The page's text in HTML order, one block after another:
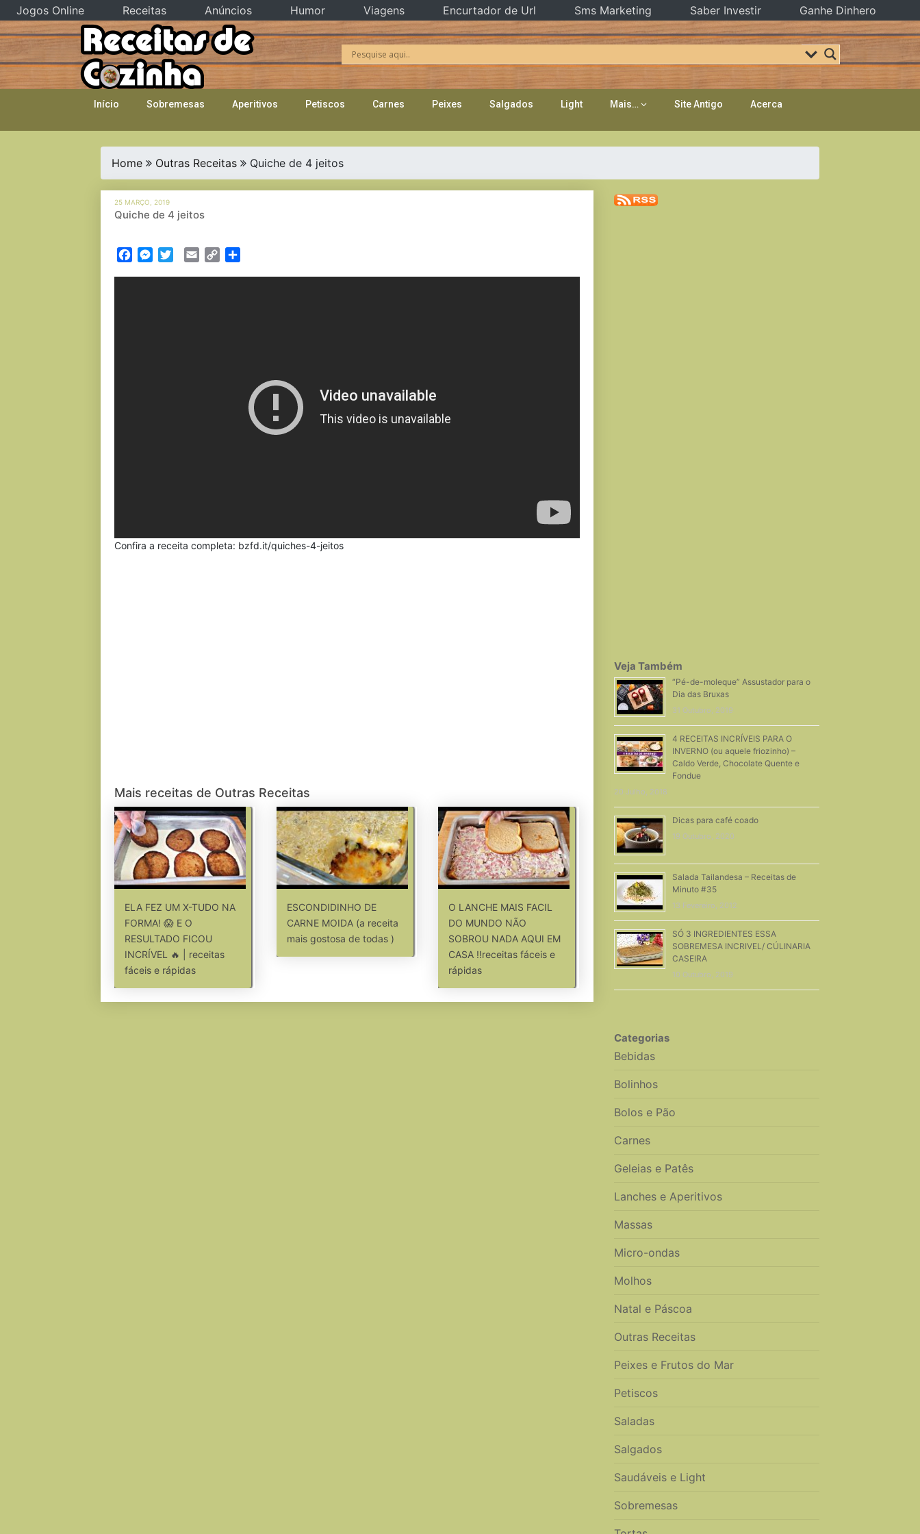
Skip
to
content
Início Sobremesas Aperitivos Petiscos Carnes Peixes Salgados Light Mais… Site Antigo Acerca
Home Outras Receitas Quiche de 4 jeitos
25 MARÇO, 2019
Quiche de 4 jeitos
FacebookMessenger
TwitterEmail Copy
Confira a receita completa: bzfd.it/quiches-4-jeitos
Mais receitas de Outras Receitas
ELA FEZ UM X-TUDO NA
FORMA! 😱 E O
RESULTADO FICOU
INCRÍVEL 🔥 | receitas
fáceis e rápidas
ESCONDIDINHO DE
CARNE MOIDA (a receita
mais gostosa de todas )
O LANCHE MAIS FACIL
DO MUNDO NÃO
SOBROU NADA AQUI EM
CASA !!receitas fáceis e
rápidas
Veja Também
“Pé-de-moleque” Assustador para o
Dia das Bruxas
31 Outubro, 2019
4 RECEITAS INCRÍVEIS PARA O
INVERNO (ou aquele friozinho) –
Caldo Verde, Chocolate Quente e
Fondue
20 Julho, 2018
Dicas para café coado
19 Outubro, 2020
Salada Tailandesa – Receitas de
Minuto #35
13 Fevereiro, 2012
SÓ 3 INGREDIENTES ESSA
SOBREMESA INCRIVEL/ CÚLINARIA
CASEIRA
10 Outubro, 2019
Categorias
Bebidas
Bolinhos
Bolos e Pão
Carnes
Geleias e Patês
Lanches e Aperitivos
Massas
Micro-ondas
Molhos
Natal e Páscoa
Outras Receitas
Peixes e Frutos do Mar
Petiscos
Saladas
Salgados
Saudáveis e Light
Sobremesas
Jogos Online Receitas Anúncios Humor Viagens Encurtador de Url Sms Marketing Saber Investir Ganhe Dinhero